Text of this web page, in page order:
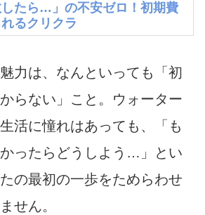
したら…」の不安ゼロ！初期費
るクリクラ
力は、なんといっても「初
らない」こと。ウォーター
活に憧れはあっても、「も
ったらどうしよう…」とい
の最初の一歩をためらわせ
せん。